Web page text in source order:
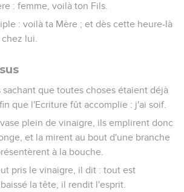
: femme, voilà ton Fils.
: voilà ta Mère ; et dès cette heure-là
lui.
sachant que toutes choses étaient déjà
que l'Ecriture fût accomplie : j'ai soif.
plein de vinaigre, ils emplirent donc
et la mirent au bout d'une branche
à la bouche.
pris le vinaigre, il dit : tout est
la tête, il rendit l'esprit.